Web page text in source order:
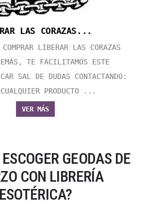
LAS CORAZAS...
LIBERAR LAS CORAZAS
TE FACILITAMOS ESTE
SAL DE DUDAS CONTACTANDO:
PRODUCTO ...
VER MÁS
GEODAS DE
CON LIBRERÍA
ESOTÉRICA?